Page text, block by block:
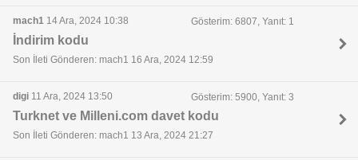
mach1 14 Ara, 2024 10:38 Gösterim: 6807, Yanıt: 1
İndirim kodu
Son İleti Gönderen: mach1 16 Ara, 2024 12:59
digi 11 Ara, 2024 13:50 Gösterim: 5900, Yanıt: 3
Turknet ve Milleni.com davet kodu
Son İleti Gönderen: mach1 13 Ara, 2024 21:27